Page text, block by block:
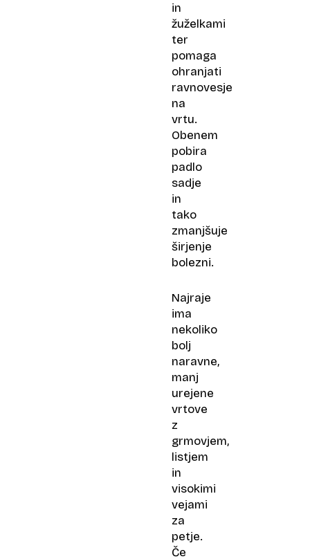
in
žuželkami
ter
pomaga
ohranjati
ravnovesje
na
vrtu.
Obenem
pobira
padlo
sadje
in
tako
zmanjšuje
širjenje
bolezni.
Najraje
ima
nekoliko
bolj
naravne,
manj
urejene
vrtove
z
grmovjem,
listjem
in
visokimi
vejami
za
petje.
Če